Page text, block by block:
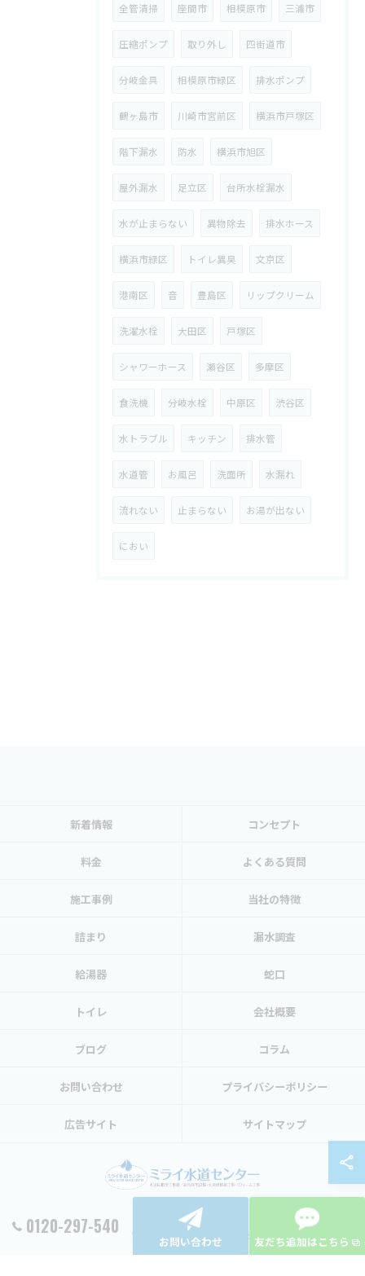
全管清掃 座間市 相模原市 三浦市
圧縮ポンプ 取り外し 四街道市
分岐金具 相模原市緑区 排水ポンプ
鶴ヶ島市 川崎市宮前区 横浜市戸塚区
階下漏水 防水 横浜市旭区
屋外漏水 足立区 台所水栓漏水
水が止まらない 異物除去 排水ホース
横浜市緑区 トイレ異臭 文京区
港南区 音 豊島区 リップクリーム
洗濯水栓 大田区 戸塚区
シャワーホース 瀬谷区 多摩区
食洗機 分岐水栓 中原区 渋谷区
水トラブル キッチン 排水管
水道管 お風呂 洗面所 水漏れ
流れない 止まらない お湯が出ない
におい
0120-297-540
お問い合わせ 友だち追加はこちら
新着情報 コンセプト
料金 よくある質問
施工事例 当社の特徴
詰まり 漏水調査
給湯器 蛇口
トイレ 会社概要
ブログ コラム
お問い合わせ プライバシーポリシー
広告サイト サイトマップ
© 2026 東京都渋谷区の水トラブルならミライ水道センター ALL RIGHTS RESERVED.